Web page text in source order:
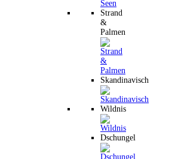
Strand
&
Palmen
Skandinavisch
Wildnis
Dschungel